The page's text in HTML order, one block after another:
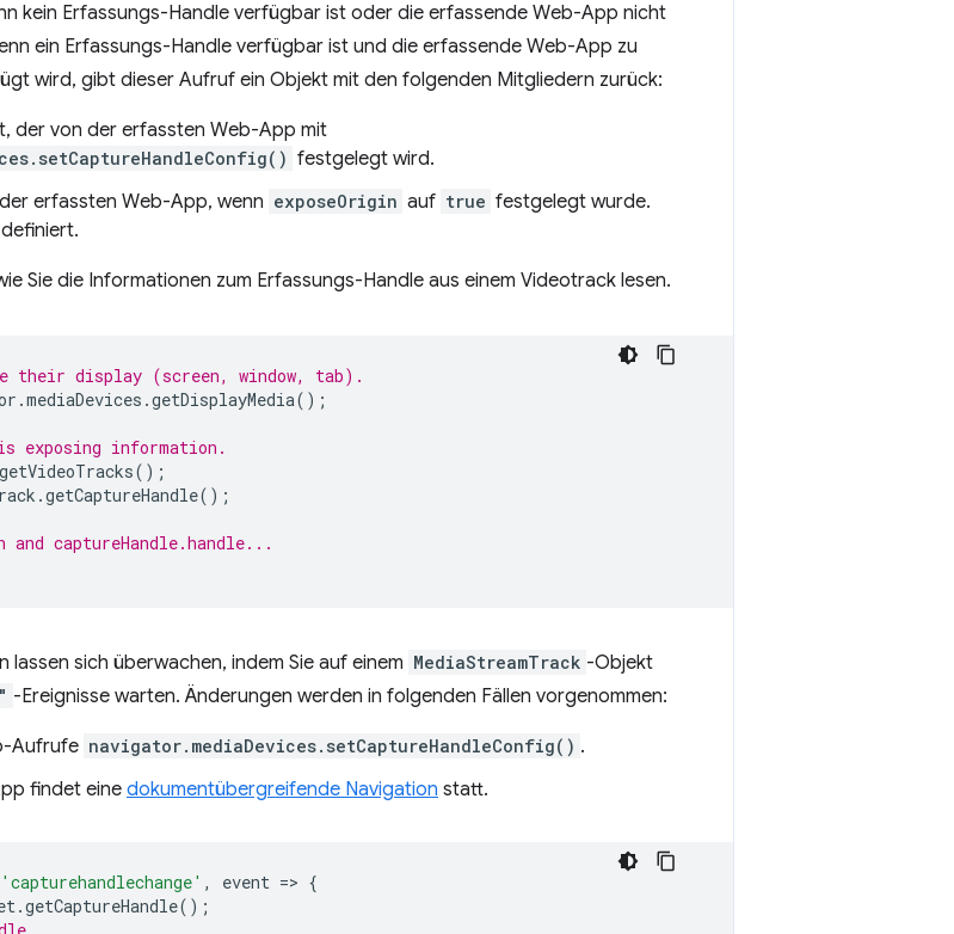
kein Erfassungs-Handle verfügbar ist oder die erfassende Web-App nicht
ein Erfassungs-Handle verfügbar ist und die erfassende Web-App zu
wird, gibt dieser Aufruf ein Objekt mit den folgenden Mitgliedern zurück:
der von der erfassten Web-App mit
festgelegt wird.
erfassten Web-App, wenn exposeOrigin auf true festgelegt wurde.
Sie die Informationen zum Erfassungs-Handle aus einem Videotrack lesen.
their display (screen, window, tab).
.mediaDevices .getDisplayMedia();
exposing information.
getVideoTracks();
.getCaptureHandle();
captureHandle.handle...
lassen sich überwachen, indem Sie auf einem MediaStreamTrack -Objekt
-Ereignisse warten. Änderungen werden in folgenden Fällen vorgenommen:
Aufrufe navigator.mediaDevices.setCaptureHandleConfig() .
findet eine dokumentübergreifende Navigation statt.
'capturehandlechange' , event => {
.getCaptureHandle();